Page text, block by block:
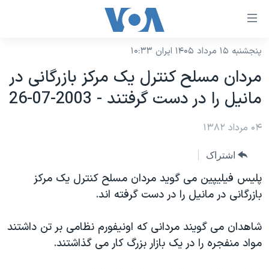
لینکهای
دسترسی
جهش
محتوای
اصلی
صفحه
اصلی
جهش
جستجو
نسخه سبک وب‌سایت
موضوع ها
ایران
آمریکا
جهان
ورزشی
ویژه برنامه‌ها
برنامه های تلویزیونی
جدول برنامه ها
صفحه‌های ویژه
جام جهانی ۲۰۲۶
فرکانس‌های صدای آمریکا
یادگیری زبان انگلیسی
پنجشنبه ۱۵ مرداد ۱۴۰۵ ایران ۱۰:۳۳
مردان مسلح کنترل يک مرکز بازرگانی در
مانيل را در دست گرفتند - 2003-07-26
۰۴ مرداد ۱۳۸۲
اشتراک
پليس فيليپين می گويد مردان مسلح کنترل يک مرکز
بازرگانی در مانيل را در دست گرفته اند.
شاهدان می گويند مردانی که اونيفورم نظامی بر تن داشتند
مواد منفجره را در يک بازار بزرگ کار می گذاشتند.